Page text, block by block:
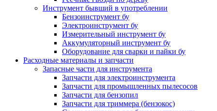
Инструмент бывший в употреблении
Бензоинструмент бу
Электроинструмент бу
Измерительный инструмент бу
Аккумуляторный инструмент бу
Оборудование для сварки и пайки бу
Расходные материалы и запчасти
Запасные части для инструмента
Запчасти для электроинструмента
Запчасти для промышленных пылесосов
Запчасти для бензопил
Запчасти для триммера (бензокос)